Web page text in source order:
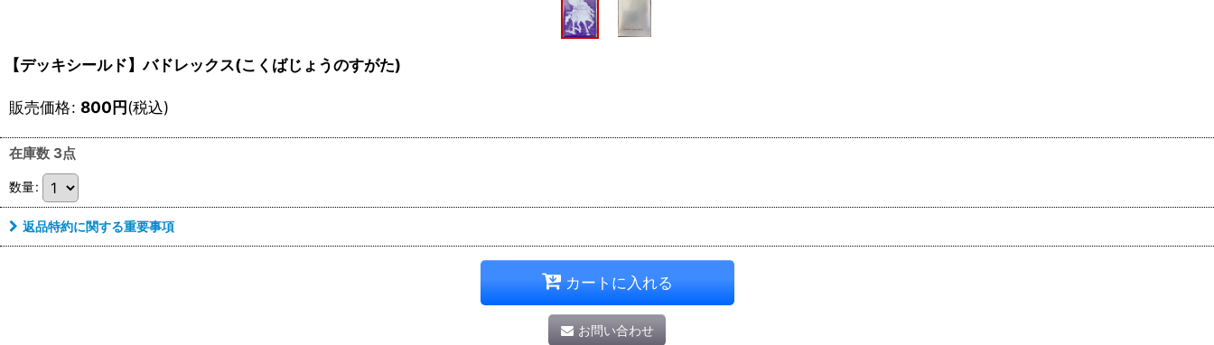
【デッキシールド】バドレックス(こくばじょうのすがた)
販売価格: 800円(税込)
在庫数 3点
数量:
返品特約に関する重要事項
カートに入れる
お問い合わせ